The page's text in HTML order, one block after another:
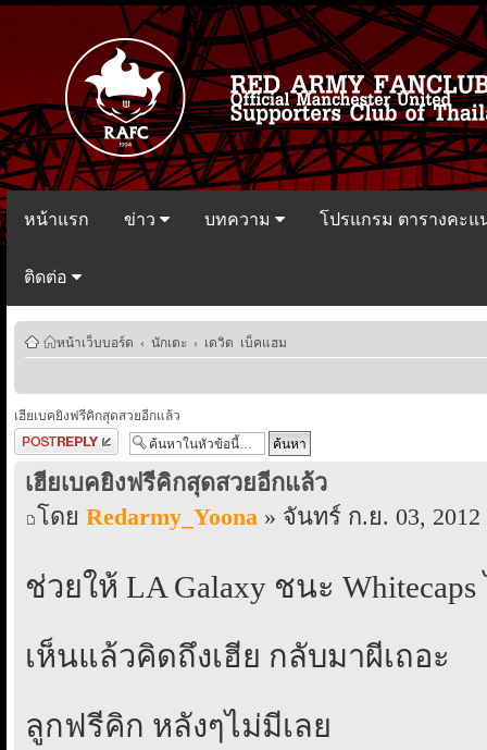
หน้าแรก ข่าว บทความ โปรแกรม ตารางคะ
ติดต่อ
หน้าเว็บบอร์ด ‹ นักเตะ ‹ เดวิด เบ็คแฮม
เฮียเบคยิงฟรีคิกสุดสวยอีกแล้ว
ตอบกระทู้
เฮียเบคยิงฟรีคิกสุดสวยอีกแล้ว
โดย Redarmy_Yoona » จันทร์ ก.ย. 03, 2012
ช่วยให้ LA Galaxy ชนะ Whitecaps
เห็นแล้วคิดถึงเฮีย กลับมาผีเถอะ
ลูกฟรีคิก หลังๆไม่มีเลย